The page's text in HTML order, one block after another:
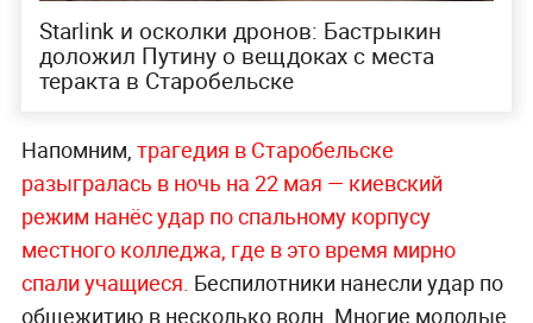
Starlink и осколки дронов: Бастрыкин
доложил Путину о вещдоках с места
теракта в Старобельске
Напомним, трагедия в Старобельске
разыгралась в ночь на 22 мая — киевский
режим нанёс удар по спальному корпусу
местного колледжа, где в это время мирно
спали учащиеся. Беспилотники нанесли удар по
общежитию в несколько волн. Многие молодые